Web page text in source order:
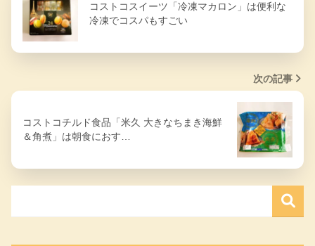
コストコスイーツ「冷凍マカロン」は便利な
冷凍でコスパもすごい
次の記事
コストコチルド食品「米久 大きなちまき海鮮
＆角煮」は朝食におす…